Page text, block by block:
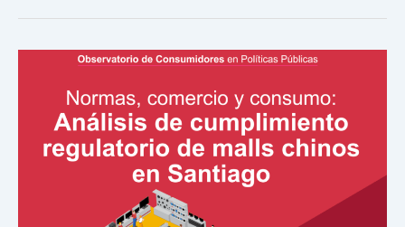
Documento
Normas,